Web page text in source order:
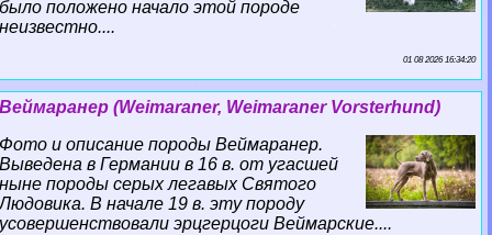
было положено начало этой породе
неизвестно....
01 08 2026 16:34:20
Веймаранер (Weimaraner, Weimaraner Vorsterhund)
Фото и описание породы Веймаранер.
Выведена в Германии в 16 в. от угасшей
ныне породы серых легавых Святого
Людовика. В начале 19 в. эту породу
усовершенствовали эрцгерцоги Веймарские....